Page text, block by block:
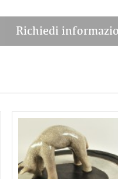
Richiedi